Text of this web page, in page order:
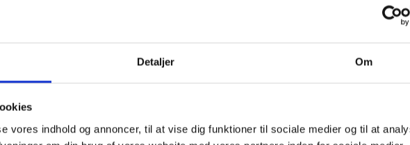
Detaljer Om
vores indhold og annoncer, til at vise dig funktioner til sociale medier og til at
har gennem utallige år
undgået med bedre belysning, fordi